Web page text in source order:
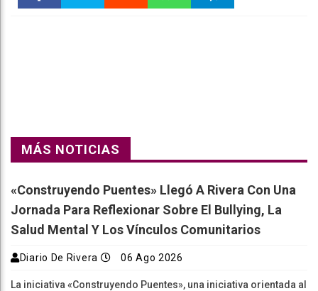
MÁS NOTICIAS
«Construyendo Puentes» Llegó A Rivera Con Una
Jornada Para Reflexionar Sobre El Bullying, La
Salud Mental Y Los Vínculos Comunitarios
Diario De Rivera 06 Ago 2026
La iniciativa «Construyendo Puentes», una iniciativa orientada al